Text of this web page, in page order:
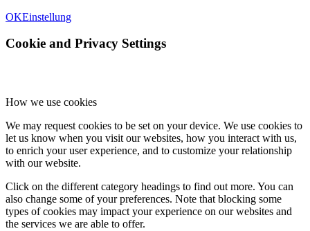
OKEinstellung
Cookie and Privacy Settings
How we use cookies
We may request cookies to be set on your device. We use cookies to
let us know when you visit our websites, how you interact with us,
to enrich your user experience, and to customize your relationship
with our website.
Click on the different category headings to find out more. You can
also change some of your preferences. Note that blocking some
types of cookies may impact your experience on our websites and
the services we are able to offer.